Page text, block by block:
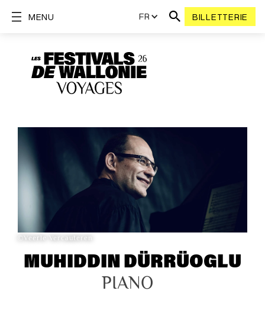
FR BILLETTERIE
MENU
©Veerle Vercauteren
MUHIDDIN DÜRRÜOGLU
PIANO